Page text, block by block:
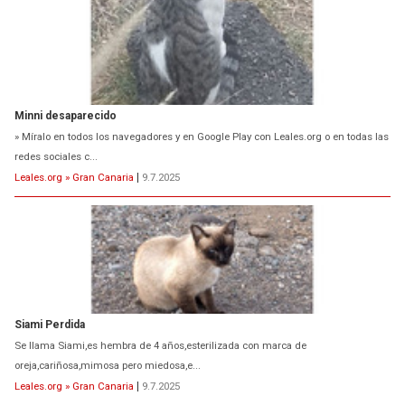
Minni desaparecido
» Míralo en todos los navegadores y en Google Play con Leales.org o en todas las
redes sociales c...
Leales.org » Gran Canaria
9.7.2025
Siami Perdida
Se llama Siami,es hembra de 4 años,esterilizada con marca de
oreja,cariñosa,mimosa pero miedosa,e...
Leales.org » Gran Canaria
9.7.2025